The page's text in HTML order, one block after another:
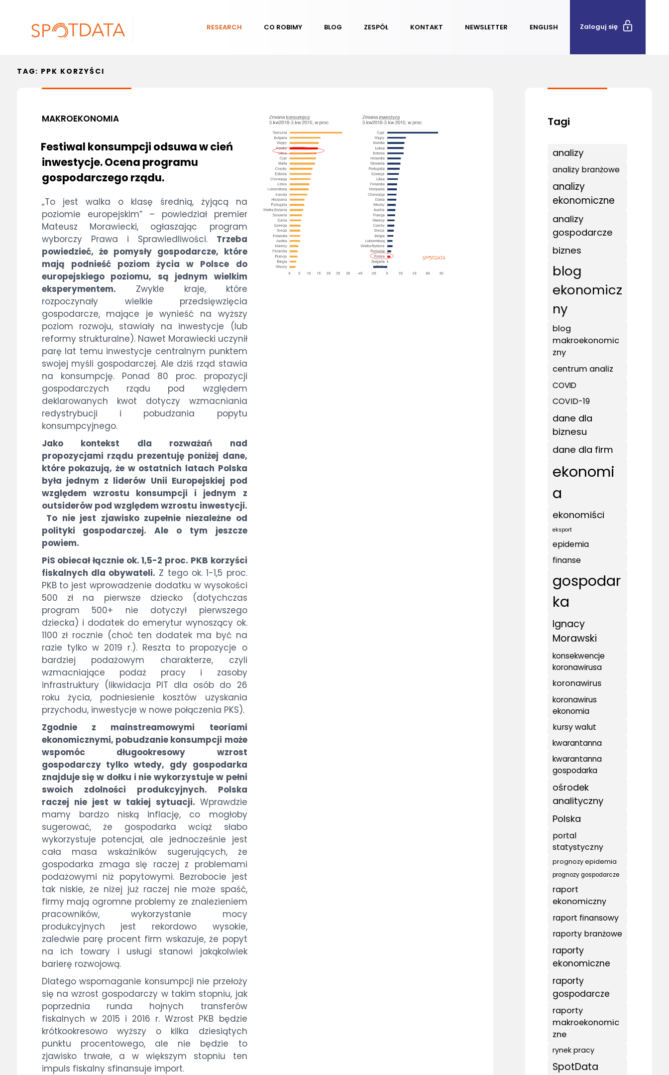
RESEARCH CO ROBIMY BLOG ZESPÓŁ KONTAKT NEWSLETTER ENGLISH Zaloguj się
TAG: PPK KORZYŚCI
MAKROEKONOMIA
Festiwal konsumpcji odsuwa w cień
inwestycje. Ocena programu
gospodarczego rządu.
„To jest walka o klasę średnią, żyjącą na
poziomie europejskim” – powiedział premier
Mateusz Morawiecki, ogłaszając program
wyborczy Prawa i Sprawiedliwości. Trzeba
powiedzieć, że pomysły gospodarcze, które
mają podnieść poziom życia w Polsce do
europejskiego poziomu, są jednym wielkim
eksperymentem. Zwykle kraje, które
rozpoczynały wielkie przedsięwzięcia
gospodarcze, mające je wynieść na wyższy
poziom rozwoju, stawiały na inwestycje (lub
reformy strukturalne). Nawet Morawiecki uczynił
parę lat temu inwestycje centralnym punktem
swojej myśli gospodarczej. Ale dziś rząd stawia
na konsumpcję. Ponad 80 proc. propozycji
gospodarczych rządu pod względem
deklarowanych kwot dotyczy wzmacniania
redystrybucji i pobudzania popytu
konsumpcyjnego.
Jako kontekst dla rozważań nad
propozycjami rządu prezentuję poniżej dane,
które pokazują, że w ostatnich latach Polska
była jednym z liderów Unii Europejskiej pod
względem wzrostu konsumpcji i jednym z
outsiderów pod względem wzrostu inwestycji.
To nie jest zjawisko zupełnie niezależne od
polityki gospodarczej. Ale o tym jeszcze
powiem.
PiS obiecał łącznie ok. 1,5-2 proc. PKB korzyści
fiskalnych dla obywateli. Z tego ok. 1-1,5 proc.
PKB to jest wprowadzenie dodatku w wysokości
500 zł na pierwsze dziecko (dotychczas
program 500+ nie dotyczył pierwszego
dziecka) i dodatek do emerytur wynoszący ok.
1100 zł rocznie (choć ten dodatek ma być na
razie tylko w 2019 r.). Reszta to propozycje o
bardziej podażowym charakterze, czyli
wzmacniające podaż pracy i zasoby
infrastruktury (likwidacja PIT dla osób do 26
roku życia, podniesienie kosztów uzyskania
przychodu, inwestycje w nowe połączenia PKS).
Zgodnie z mainstreamowymi teoriami
ekonomicznymi, pobudzanie konsumpcji może
wspomóc długookresowy wzrost
gospodarczy tylko wtedy, gdy gospodarka
znajduje się w dołku i nie wykorzystuje w pełni
swoich zdolności produkcyjnych. Polska
raczej nie jest w takiej sytuacji. Wprawdzie
mamy bardzo niską inflację, co mogłoby
sugerować, że gospodarka wciąż słabo
wykorzystuje potencjał, ale jednocześnie jest
cała masa wskaźników sugerujących, że
gospodarka zmaga się raczej z problemami
podażowymi niż popytowymi. Bezrobocie jest
tak niskie, że niżej już raczej nie może spaść,
firmy mają ogromne problemy ze znalezieniem
pracowników, wykorzystanie mocy
produkcyjnych jest rekordowo wysokie,
zaledwie parę procent firm wskazuje, że popyt
na ich towary i usługi stanowi jakąkolwiek
barierę rozwojową.
Dlatego wspomaganie konsumpcji nie przełoży
się na wzrost gospodarczy w takim stopniu, jak
poprzednia runda hojnych transferów
fiskalnych w 2015 i 2016 r. Wzrost PKB będzie
krótkookresowo wyższy o kilka dziesiątych
punktu procentowego, ale nie będzie to
zjawisko trwałe, a w większym stopniu ten
impuls fiskalny sfinansuje import.
analizy
analizy branżowe
analizy
ekonomiczne
analizy
gospodarcze
biznes
blog
ekonomicz
ny
blog
makroekonomic
zny
centrum analiz
COVID
COVID-19
dane dla
biznesu
dane dla firm
ekonomi
a
ekonomiści
eksport
epidemia
finanse
gospodar
ka
Ignacy
Morawski
konsekwencje
koronawirusa
koronawirus
koronawirus
ekonomia
kursy walut
kwarantanna
kwarantanna
gospodarka
ośrodek
analityczny
Polska
portal
statystyczny
prognozy epidemia
prognozy gospodarcze
raport
ekonomiczny
raport finansowy
raporty branżowe
raporty
ekonomiczne
raporty
gospodarcze
raporty
makroekonomic
zne
rynek pracy
SpotData